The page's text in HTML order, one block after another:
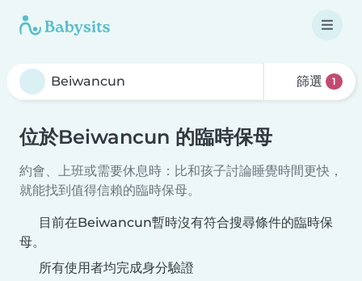
篩選 1
位於Beiwancun 的臨時保母
約會、上班或需要休息時：比和孩子討論睡覺時間更快，
就能找到值得信賴的臨時保母。
目前在Beiwancun暫時沒有符合搜尋條件的臨時保
母。
所有使用者均完成身分驗證